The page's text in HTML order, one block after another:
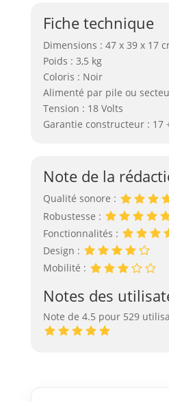
Fiche technique
Dimensions : 47 x 39 x 17
Poids : 3,5 kg
Coloris : Noir
Alimenté par pile ou
Tension : 18 Volts
Garantie constructeur : 17
Note de la
Qualité sonore :
Robustesse :
Fonctionnalités :
Design :
Mobilité :
Notes des
Note de 4.5 pour 529